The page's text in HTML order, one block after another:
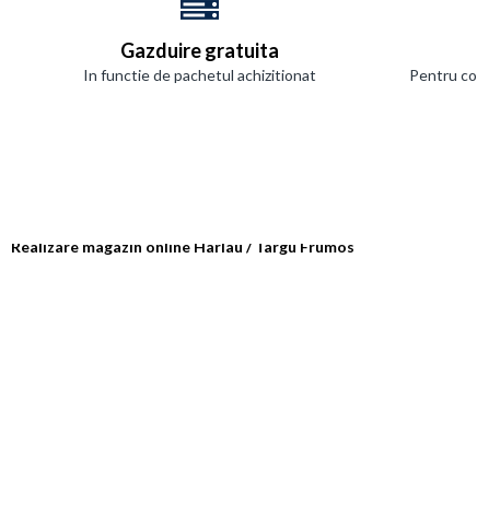
Gazduire gratuita
In functie de pachetul achizitionat Pentru
Realizare magazin online Harlau / Targu Frumos